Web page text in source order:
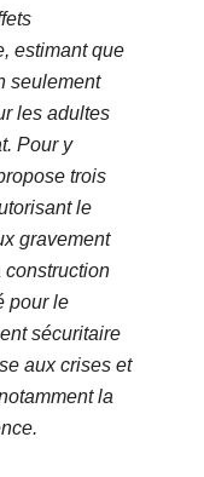
, estimant que
seulement
les adultes
. Pour y
trois
le
gravement
construction
pour le
sécuritaire
aux crises et
la